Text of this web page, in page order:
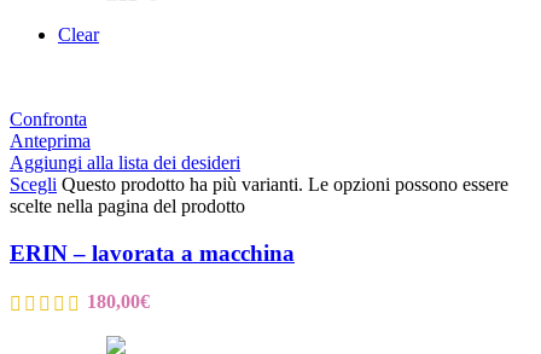
Clear
Confronta
Anteprima
Aggiungi alla lista dei desideri
Scegli Questo prodotto ha più varianti. Le opzioni possono essere
scelte nella pagina del prodotto
ERIN – lavorata a macchina
180,00€